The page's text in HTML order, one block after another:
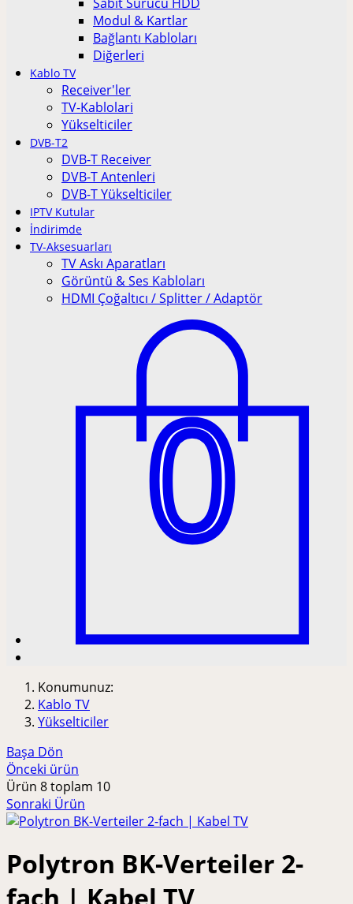
Modul & Kartlar
Bağlantı Kabloları
Diğerleri
Kablo TV
Receiver'ler
TV-Kablolari
Yükselticiler
DVB-T2
DVB-T Receiver
DVB-T Antenleri
DVB-T Yükselticiler
IPTV Kutular
İndirimde
TV-Aksesuarları
TV Askı Aparatları
Görüntü & Ses Kabloları
HDMI Çoğaltıcı / Splitter / Adaptör
Konumunuz:
Kablo TV
Yükselticiler
Başa Dön
Önceki ürün
Ürün 8 toplam 10
Sonraki Ürün
Polytron BK-Verteiler 2-